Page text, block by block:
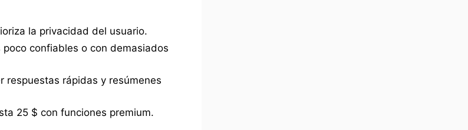
la privacidad del usuario.
confiables o con demasiados
respuestas rápidas y resúmenes
25 $ con funciones premium.